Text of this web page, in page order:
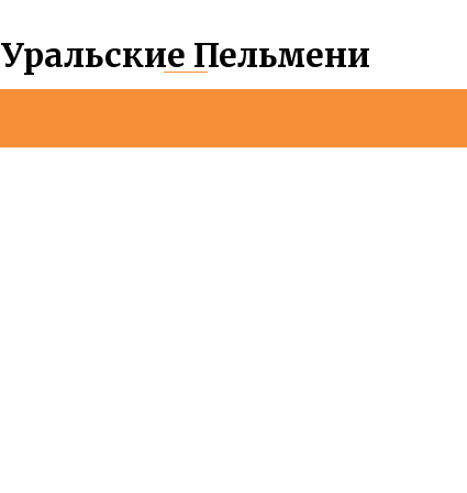
Уральские Пельмени